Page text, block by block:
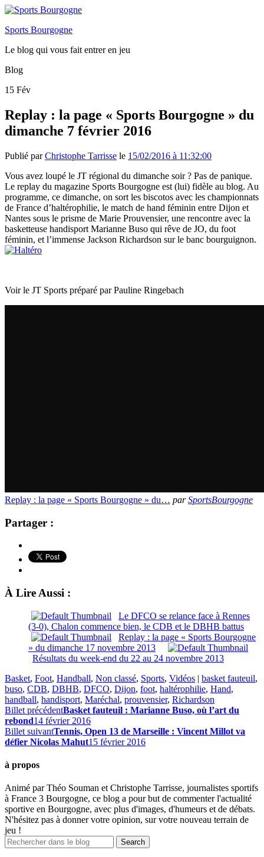
Sports Bourgogne
Le blog qui vous fait entrer en jeu
Blog
15 Fév
Replay : la page « Sports Bourgogne » du
dimanche 7 février 2016
Publié parChristophe Tarrisse le 15/02/2016 à 11:32:00
Vous avez loupé le JT régional du dimanche soir ? Pas de panique.
Le replay du magazine Sports Bourgogne est (lui) fidèle au blog. Au
programme, ce dimanche, on sort les biscotos avec les championnats
de France d’haltérophilie, le match de hand féminin entre Dijon et
Nantes sous le prisme de Marie Prouvensier, une rencontre avec la
basketteuse handisport Marianne Buso qui rêve de JO, du foot
féminin, et l’immense Jackson Richardson sur le banc bourguignon.
Voir le JT Sports préparé par Pauline Ringebach
Replay : la page « Sports Bourgogne » du… parSportsBourgogne
Partager :
À Lire Aussi :
Le DFCO se relance face à Rennes
(3-0), Chalon commence bien, le CDB et le DBHB battus
Replay : la page « Sports Bourgogne
» du dimanche 17 novembre 2013
Résultats du week-end du 22 au 24 novembre 2013
Basket, Foot, Handball, Non classé, Sports, Vidéos | basket fauteuil,
buso, CDB, DBHB, DFCO, Dijon, foot, haltérophilie, Hand,
handball, handisport, Maréchal, prouvensier, Richardson
Billet précédentBasket fauteuil : Marianne Buso, où l’art du
rebond14 février 2016
Billet suivantTennis, Open 13 de Marseille : Vincent Millot va
défier Nicolas Mahut15 février 2016
à propos
Animé par Théo Souman et Christophe Tarrisse, journalistes sportifs
à France 3 Bourgogne, ce blog a pour but de commenter l'actualité
sportive en Bourgogne, avec plus d'images, d'humeurs et de débats.
N'hésitez pas à donner votre opinion, sur votre nouveau terrain de
jeu !